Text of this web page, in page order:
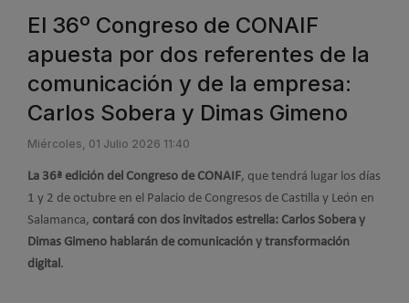
El 36º Congreso de CONAIF
apuesta por dos referentes de la
comunicación y de la empresa:
Carlos Sobera y Dimas Gimeno
Miércoles, 01 Julio 2026 11:40
La 36ª edición del Congreso de CONAIF, que tendrá lugar los días
1 y 2 de octubre en el Palacio de Congresos de Castilla y León en
Salamanca, contará con dos invitados estrella: Carlos Sobera y
Dimas Gimeno hablarán de comunicación y transformación
digital .